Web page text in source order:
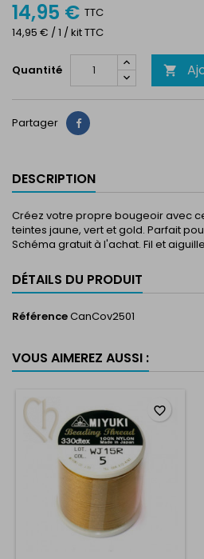
14,95 € TTC
14,95 € / 1 / kit TTC
Quantité 
Partager Partager
DESCRIPTION
Créez votre propre bougeoir avec
teintes jaune, vert et gold. Parfait
Schéma gratuit à l'achat. Fil et
DÉTAILS DU PRODUIT
RéférenceCanCov2501
VOUS AIMEREZ AUSSI :
favorite_border